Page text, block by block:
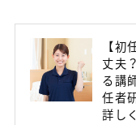
【
丈夫
る講
任者
詳し